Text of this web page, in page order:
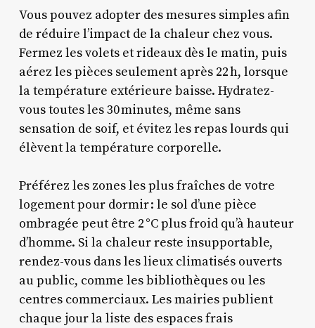
Vous pouvez adopter des mesures simples afin
de réduire l’impact de la chaleur chez vous.
Fermez les volets et rideaux dès le matin, puis
aérez les pièces seulement après 22 h, lorsque
la température extérieure baisse. Hydratez-
vous toutes les 30 minutes, même sans
sensation de soif, et évitez les repas lourds qui
élèvent la température corporelle.
Préférez les zones les plus fraîches de votre
logement pour dormir : le sol d’une pièce
ombragée peut être 2 °C plus froid qu’à hauteur
d’homme. Si la chaleur reste insupportable,
rendez-vous dans les lieux climatisés ouverts
au public, comme les bibliothèques ou les
centres commerciaux. Les mairies publient
chaque jour la liste des espaces frais